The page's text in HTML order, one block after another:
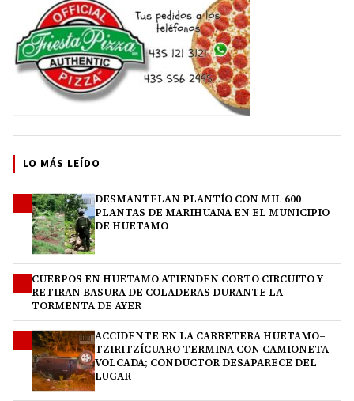
LO MÁS LEÍDO
DESMANTELAN PLANTÍO CON MIL 600
PLANTAS DE MARIHUANA EN EL MUNICIPIO
DE HUETAMO
CUERPOS EN HUETAMO ATIENDEN CORTO CIRCUITO Y
RETIRAN BASURA DE COLADERAS DURANTE LA
TORMENTA DE AYER
ACCIDENTE EN LA CARRETERA HUETAMO–
TZIRITZÍCUARO TERMINA CON CAMIONETA
VOLCADA; CONDUCTOR DESAPARECE DEL
LUGAR